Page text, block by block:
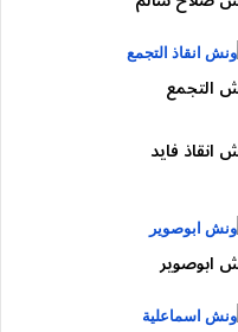
⇐⇒ الوراق ⇐⇒
التجمع
انقاذ فايد
ابوصوير